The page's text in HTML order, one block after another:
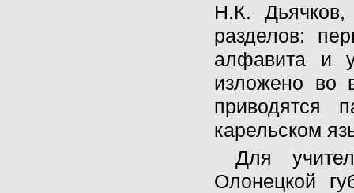
Н.К. Дьячков,
разделов:
алфавита и
изложено во
приводятся
карельском
Для
Олонецкой